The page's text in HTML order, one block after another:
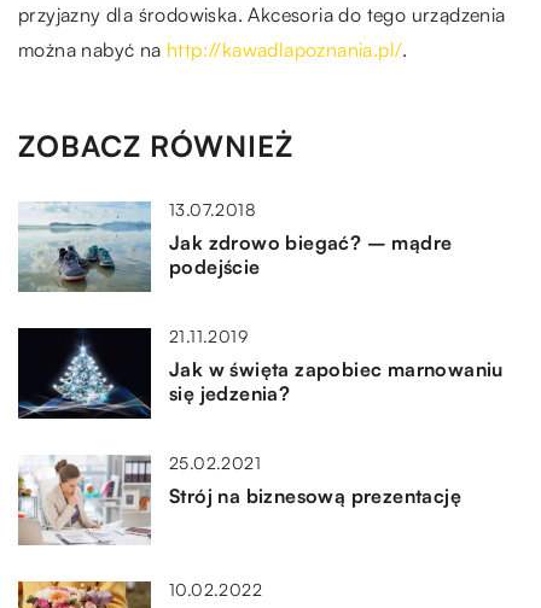
przyjazny dla środowiska. Akcesoria do tego urządzenia
można nabyć na http://kawadlapoznania.pl/.
ZOBACZ RÓWNIEŻ
13.07.2018
Jak zdrowo biegać? – mądre
podejście
21.11.2019
Jak w święta zapobiec marnowaniu
się jedzenia?
25.02.2021
Strój na biznesową prezentację
10.02.2022